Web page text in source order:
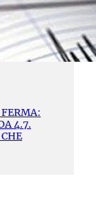
4.7.